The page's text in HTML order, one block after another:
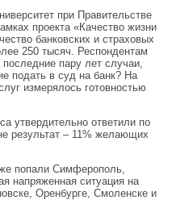
при Правительстве
проекта «Качество жизни
банковских и страховых
250 тысяч. Респондентам
пару лет случаи,
подать в суд на банк? На
измерялось готовностью
утвердительно ответили по
результат – 11% желающих
попали Симферополь,
напряженная ситуация на
Оренбурге, Смоленске и